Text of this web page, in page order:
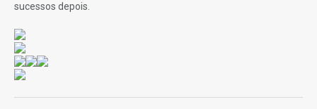
sucessos depois.